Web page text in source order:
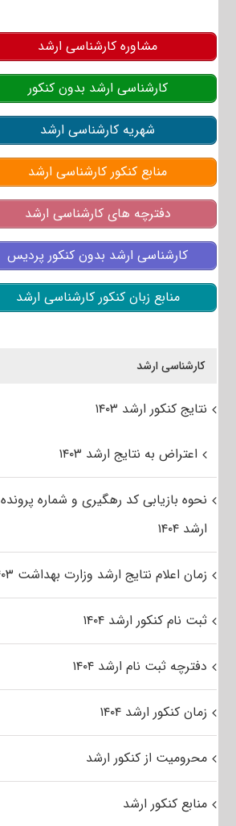
مشاوره کارشناسی ارشد
کارشناسی ارشد بدون کنکور
شهریه کارشناسی ارشد
منابع کنکور کارشناسی ارشد
دفترچه های کارشناسی ارشد
کارشناسی ارشد بدون کنکور پردیس
منابع زبان کنکور کارشناسی ارشد
کارشناسی ارشد
نتایج کنکور ارشد ۱۴۰۳
اعتراض به نتایج ارشد ۱۴۰۳
نحوه بازیابی کد رهگیری و شماره پرونده
ارشد ۱۴۰۴
زمان اعلام نتایج ارشد وزارت بهداشت ۱۴۰۳
ثبت نام کنکور ارشد ۱۴۰۴
دفترچه ثبت نام ارشد ۱۴۰۴
زمان کنکور ارشد ۱۴۰۴
محرومیت از کنکور ارشد
منابع کنکور ارشد